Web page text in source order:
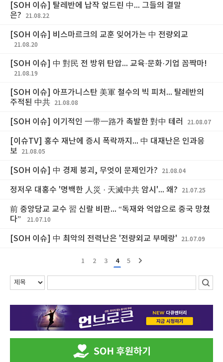
[SOH 이슈] 탈레반에 납작 엎드린 中... 그들의 결말
은?
21.08.22
[SOH 이슈] 비스마르크의 교훈 잊어가는 中 전량외교
21.08.20
[SOH 이슈] 中 對民 전 방위 탄압... 교육·문화·기업 꼼짝마!
21.08.19
[SOH 이슈] 아프가니스탄 美軍 철수의 빅 피처... 탈레반의
주적된 中共
21.08.08
[SOH 이슈] 이기적인 一带一路가 촉발한 對中 테러 21.08.07
[이슈TV] 홍수 재난에 증시 폭락까지... 中 대재난은 인과응
보
21.08.05
[SOH 이슈] 中 경제 붕괴, 무엇이 문제인가? 21.08.04
정저우 대홍수 '명백한 人災 · 天滅中共 암시'... 왜? 21.07.25
前 중앙당교 교수 習 신랄 비판... “독재와 억압으로 중국 망쳤
다”
21.07.10
[SOH 이슈] 中 최악의 전력난은 '전량외교 부메랑' 21.07.09
1 2 3 4 5